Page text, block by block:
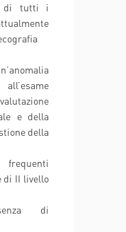
di tutti i
e della
della
di II livello
di